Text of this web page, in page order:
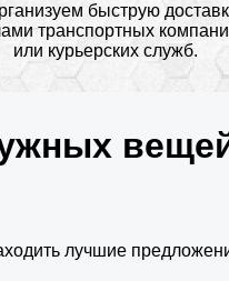
быструю
транспортных
или курьерских служб.
лучшие